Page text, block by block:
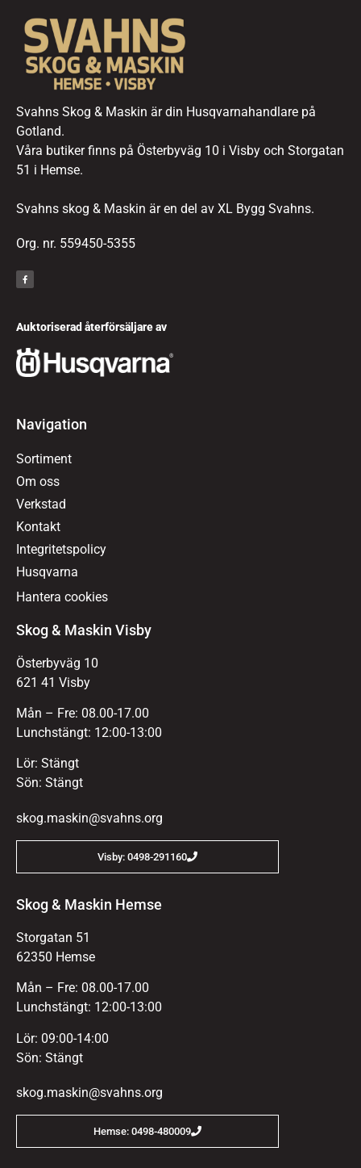
Svahns Skog & Maskin är din Husqvarnahandlare på
Gotland.
Våra butiker finns på Österbyväg 10 i Visby och Storgatan
51 i Hemse.
Svahns skog & Maskin är en del av XL Bygg Svahns.
Org. nr. 559450-5355
Auktoriserad återförsäljare av
Navigation
Sortiment
Om oss
Verkstad
Kontakt
Integritetspolicy
Husqvarna
Hantera cookies
Skog & Maskin Visby
Österbyväg 10
621 41 Visby
Mån – Fre: 08.00-17.00
Lunchstängt: 12:00-13:00
Lör: Stängt
Sön: Stängt
skog.maskin@svahns.org
Visby: 0498-291160
Skog & Maskin Hemse
Storgatan 51
62350 Hemse
Mån – Fre: 08.00-17.00
Lunchstängt: 12:00-13:00
Lör: 09:00-14:00
Sön: Stängt
skog.maskin@svahns.org
Hemse: 0498-480009